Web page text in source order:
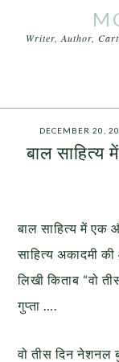
Writer, Author,
उपलब्धि – बाल
DECEMBER 20,
बाल साहित्य
बाल साहित्य में एक
साहित्य अकादमी
लिखी किताब “वो
गुप्ता ….
वो तीस दिन नेशनल